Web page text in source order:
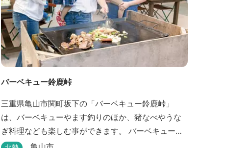
バーベキュー鈴鹿峠
三重県亀山市関町坂下の「バーベキュー鈴鹿峠」
は、バーベキューやます釣りのほか、猪なべやうな
ぎ料理なども楽しむ事ができます。 バーベキュー
は、食材から付属品まで全て揃っていますので手ぶ